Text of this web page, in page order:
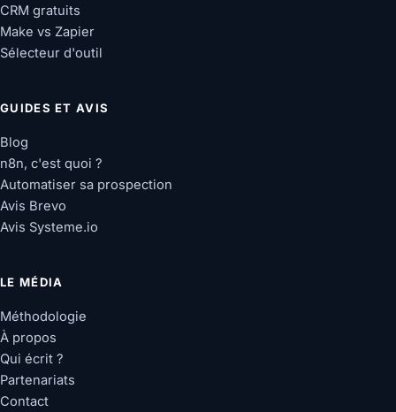
CRM gratuits
Make vs Zapier
Sélecteur d'outil
GUIDES ET AVIS
Blog
n8n, c'est quoi ?
Automatiser sa prospection
Avis Brevo
Avis Systeme.io
LE MÉDIA
Méthodologie
À propos
Qui écrit ?
Partenariats
Contact